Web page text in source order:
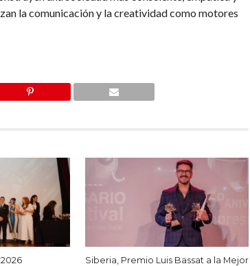
la comunicación y la creatividad como motores
Siberia, Premio Luis Bassat a la Mejor